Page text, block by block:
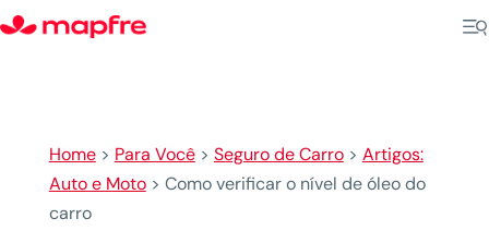
Home> Para Você> Seguro de Carro> Artigos:
Auto e Moto> Como verificar o nível de óleo do
carro